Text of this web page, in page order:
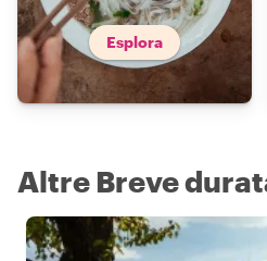
Esplora
Altre Breve